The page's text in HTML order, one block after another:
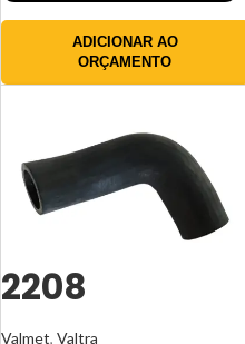
ADICIONAR AO
ORÇAMENTO
2208
Valmet, Valtra